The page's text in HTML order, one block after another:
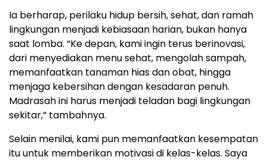
Ia berharap, perilaku hidup bersih, sehat, dan ramah
lingkungan menjadi kebiasaan harian, bukan hanya
saat lomba. “Ke depan, kami ingin terus berinovasi,
dari menyediakan menu sehat, mengolah sampah,
memanfaatkan tanaman hias dan obat, hingga
menjaga kebersihan dengan kesadaran penuh.
Madrasah ini harus menjadi teladan bagi lingkungan
sekitar,” tambahnya.
Selain menilai, kami pun memanfaatkan kesempatan
itu untuk memberikan motivasi di kelas-kelas. Saya